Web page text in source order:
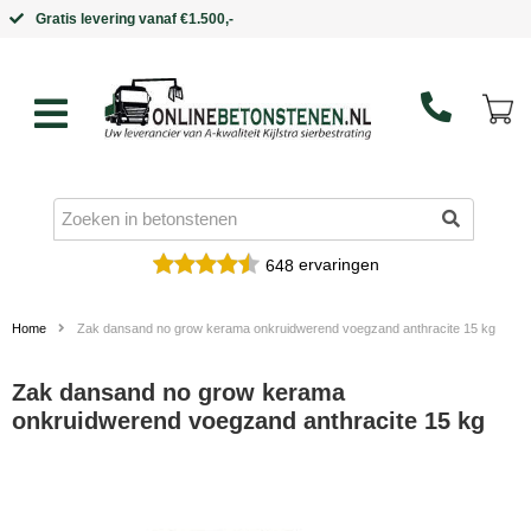
Binnen 5 werkdagen in huis
648ervaringen
Home Zak dansand no grow kerama onkruidwerend voegzand anthracite 15 kg
Zak dansand no grow kerama
onkruidwerend voegzand anthracite 15 kg